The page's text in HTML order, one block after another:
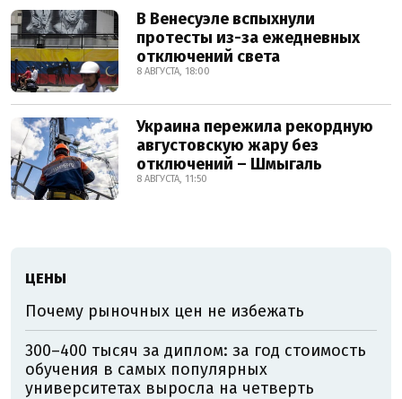
В Венесуэле вспыхнули
протесты из-за ежедневных
отключений света
8 АВГУСТА, 18:00
Украина пережила рекордную
августовскую жару без
отключений – Шмыгаль
8 АВГУСТА, 11:50
ЦЕНЫ
Почему рыночных цен не избежать
300–400 тысяч за диплом: за год стоимость
обучения в самых популярных
университетах выросла на четверть